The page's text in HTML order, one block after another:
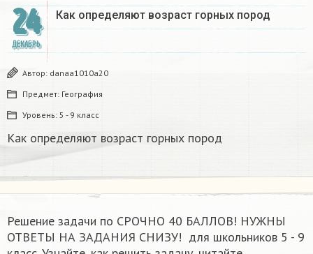
24
ДЕКАБРЬ
Как определяют возраст горных пород
Автор: danaa1010a20
Предмет: География
Уровень: 5 - 9 класс
Как определяют возраст горных пород
Решение задачи по СРОЧНО 40 БАЛЛОВ! НУЖНЫ
ОТВЕТЫ НА ЗАДАНИЯ СНИЗУ! ​ для школьников 5 - 9